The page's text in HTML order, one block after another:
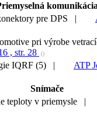
pre DPS |
pri výrobe
, str. 28
()
IQRF (5) |
ATP
Snímače
teploty v priemysle |